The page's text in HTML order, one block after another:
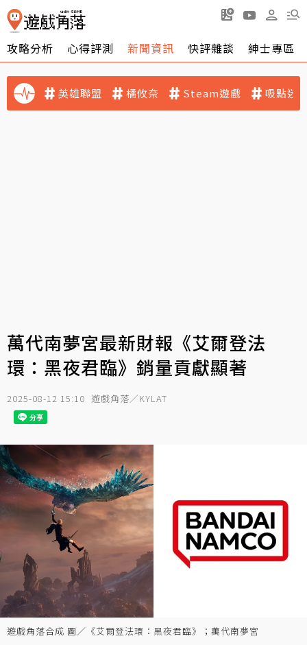
攻略分析 心得評測 新聞資訊 快評雜談 紳士專區
英雄聯盟 橘攸奈 Steam遊戲 吸點迷
萬代南夢宮最新財報《艾爾登法
環：黑夜君臨》銷量貢獻顯著
2025-08-12 15:10 遊戲角落／KYLAT
遊戲角落合成 圖／《艾爾登法環：黑夜君臨》；萬代南夢宮